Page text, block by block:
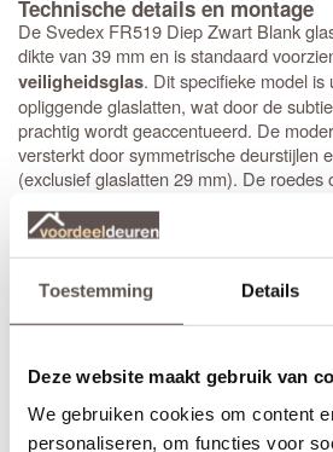
Toestemming Details
Deze website maakt gebruik van
We gebruiken cookies om content
personaliseren, om functies voor
Technische details en montage
De Svedex FR519 Diep Zwart Blank
dikte van 39 mm en is standaard
veiligheidsglas. Dit specifieke model is
opliggende glaslatten, wat door de
prachtig wordt geaccentueerd. De
versterkt door symmetrische deurstijlen
(exclusief glaslatten 29 mm). De roedes
maakt. Bovendien is de deur direct klaar
Stompe Svedex deuren zijn altijd
zijn altijd voorzien van boringen voor de
opdekuitvoering, in elke denkbare
afmeting. Het is voor beide